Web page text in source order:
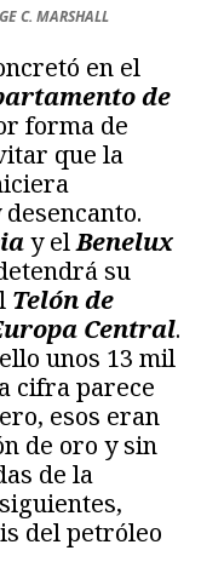
C. MARSHALL
en el
de
forma de
que la
y elBenelux
su
Telón de
Central.
unos 13 mil
cifra parece
esos eran
de oro y sin
de la
del petróleo